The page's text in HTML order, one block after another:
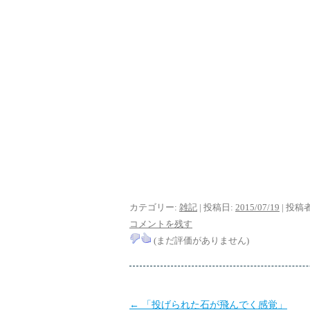
カテゴリー: 雑記 | 投稿日: 2015/07/19 | 投稿
コメントを残す
(まだ評価がありません)
投
← 「投げられた石が飛んでく感覚」